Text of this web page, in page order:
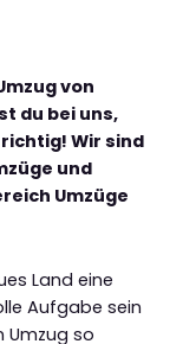
von
du bei uns,
Wir sind
und
Umzüge
Land eine
Aufgabe sein
Umzug so